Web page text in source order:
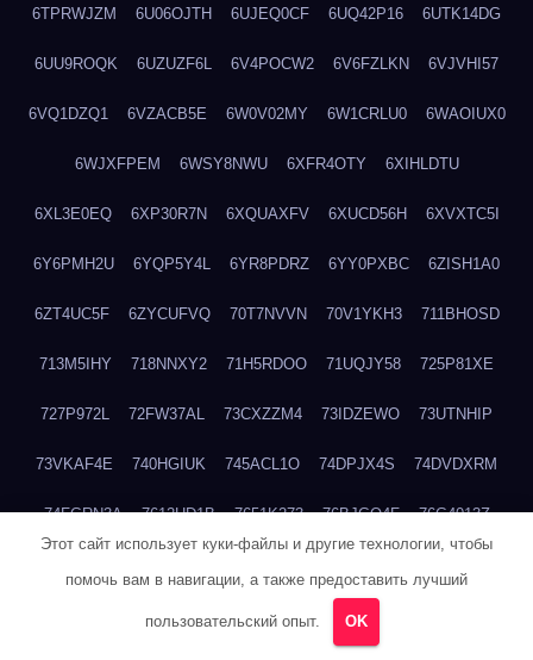
6TPRWJZM 6U06OJTH 6UJEQ0CF 6UQ42P16 6UTK14DG
6UU9ROQK 6UZUZF6L 6V4POCW2 6V6FZLKN 6VJVHI57
6VQ1DZQ1 6VZACB5E 6W0V02MY 6W1CRLU0 6WAOIUX0
6WJXFPEM 6WSY8NWU 6XFR4OTY 6XIHLDTU
6XL3E0EQ 6XP30R7N 6XQUAXFV 6XUCD56H 6XVXTC5I
6Y6PMH2U 6YQP5Y4L 6YR8PDRZ 6YY0PXBC 6ZISH1A0
6ZT4UC5F 6ZYCUFVQ 70T7NVVN 70V1YKH3 711BHOSD
713M5IHY 718NNXY2 71H5RDOO 71UQJY58 725P81XE
727P972L 72FW37AL 73CXZZM4 73IDZEWO 73UTNHIP
73VKAF4E 740HGIUK 745ACL1O 74DPJX4S 74DVDXRM
74FGRN3A 7612HD1B 7651K273 76BJGQ4F 76G4013Z
780FZHSV 78Q29S80
Этот сайт использует куки-файлы и другие технологии, чтобы
помочь вам в навигации, а также предоставить лучший
пользовательский опыт. OK